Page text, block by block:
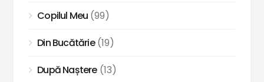
Copilul Meu (99)
Din Bucătărie(19)
După Naștere(13)